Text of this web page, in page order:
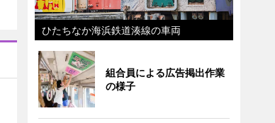
ひたちなか海浜鉄道湊線の車両
組合員による広告掲出作業
の様子